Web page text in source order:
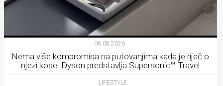
06.08.2026.
Nema više kompromisa na putovanjima kada je riječ o
njezi kose: Dyson predstavlja Supersonic™ Travel
LIFESTYLE